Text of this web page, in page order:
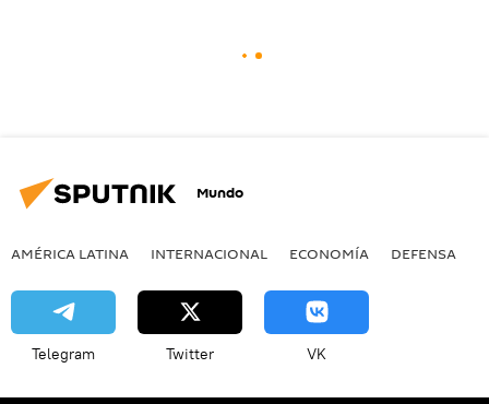
Mundo
AMÉRICA LATINA INTERNACIONAL ECONOMÍA DEFENSA
Telegram Twitter VK